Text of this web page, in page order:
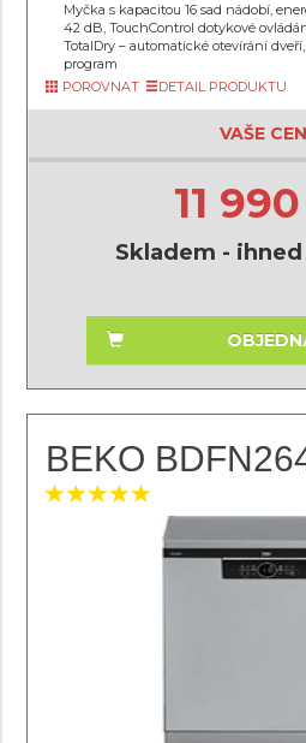
Myčka s kapacitou 16 sad nádobí,
42 dB, TouchControl dotykové
TotalDry – automatické otevírání
program
POROVNAT
DETAIL PRODUKTU
VAŠE
11
Skladem -
BEKO